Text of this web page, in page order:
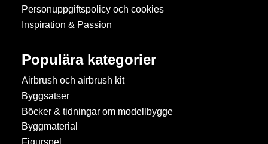
Personuppgiftspolicy och cookies
Inspiration & Passion
Populära kategorier
Airbrush och airbrush kit
Byggsatser
Böcker & tidningar om modellbygge
Byggmaterial